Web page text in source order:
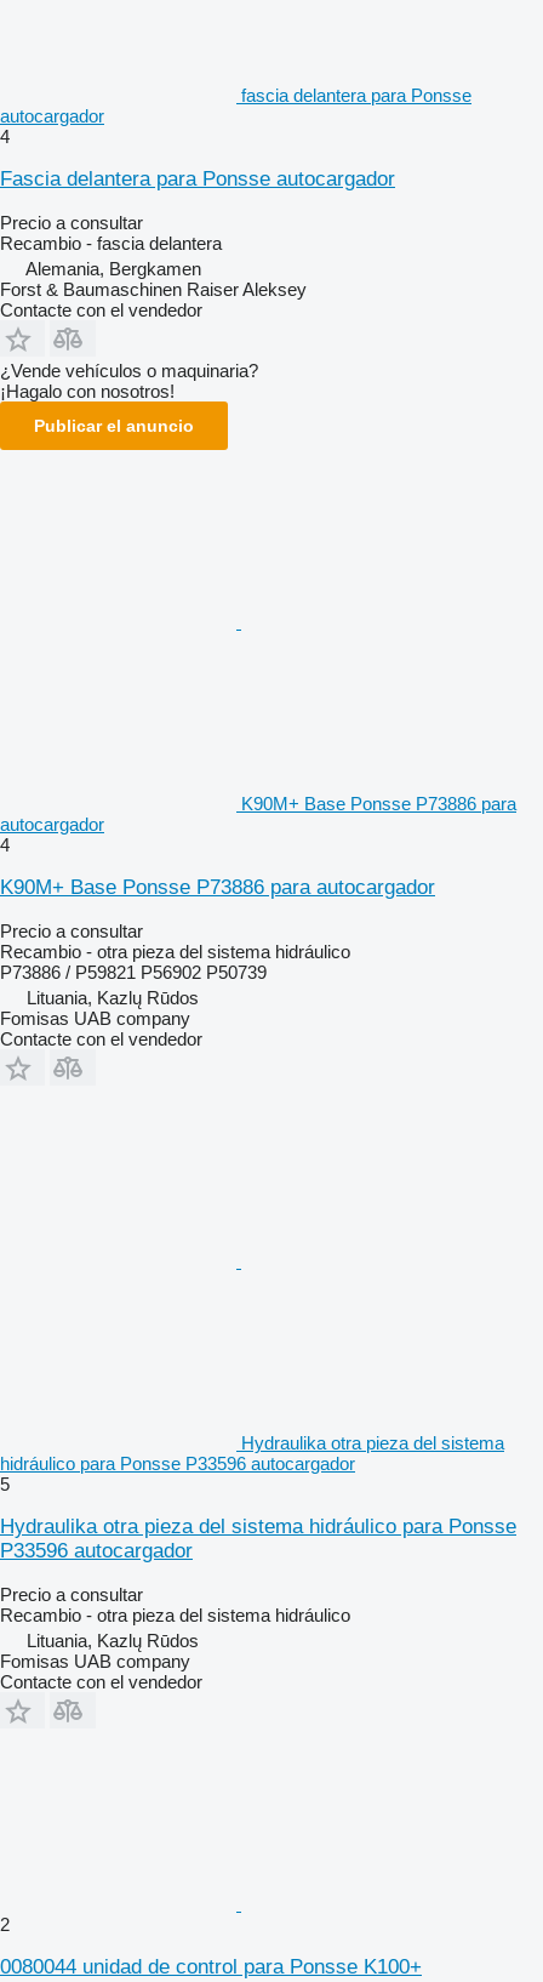
fascia delantera para Ponsse
autocargador
4
Fascia delantera para Ponsse autocargador
Precio a consultar
Recambio - fascia delantera
Alemania, Bergkamen
Forst & Baumaschinen Raiser Aleksey
Contacte con el vendedor
¿Vende vehículos o maquinaria?
¡Hagalo con nosotros!
Publicar el anuncio
K90M+ Base Ponsse P73886 para
autocargador
4
K90M+ Base Ponsse P73886 para autocargador
Precio a consultar
Recambio - otra pieza del sistema hidráulico
P73886 / P59821 P56902 P50739
Lituania, Kazlų Rūdos
Fomisas UAB company
Contacte con el vendedor
Hydraulika otra pieza del sistema
hidráulico para Ponsse P33596 autocargador
5
Hydraulika otra pieza del sistema hidráulico para Ponsse
P33596 autocargador
Precio a consultar
Recambio - otra pieza del sistema hidráulico
Lituania, Kazlų Rūdos
Fomisas UAB company
Contacte con el vendedor
2
0080044 unidad de control para Ponsse K100+